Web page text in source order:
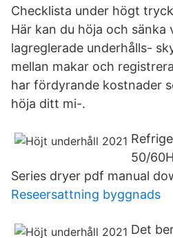
Checklista under högt
Här kan du höja och sänka
lagreglerade underhålls-
mellan makar och
har fördyrande kostnader
höja ditt mi-.
50/
Series dryer pdf manual
Reseersattning byggnads
Det